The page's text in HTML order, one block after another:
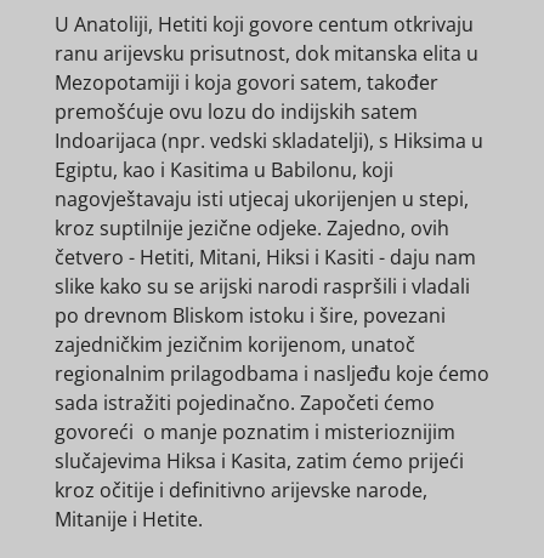
U Anatoliji, Hetiti koji govore centum otkrivaju
ranu arijevsku prisutnost, dok mitanska elita u
Mezopotamiji i koja govori satem, također
premošćuje ovu lozu do indijskih satem
Indoarijaca (npr. vedski skladatelji), s Hiksima u
Egiptu, kao i Kasitima u Babilonu, koji
nagovještavaju isti utjecaj ukorijenjen u stepi,
kroz suptilnije jezične odjeke. Zajedno, ovih
četvero - Hetiti, Mitani, Hiksi i Kasiti - daju nam
slike kako su se arijski narodi raspršili i vladali
po drevnom Bliskom istoku i šire, povezani
zajedničkim jezičnim korijenom, unatoč
regionalnim prilagodbama i nasljeđu koje ćemo
sada istražiti pojedinačno. Započeti ćemo
govoreći o manje poznatim i misterioznijim
slučajevima Hiksa i Kasita, zatim ćemo prijeći
kroz očitije i definitivno arijevske narode,
Mitanije i Hetite.